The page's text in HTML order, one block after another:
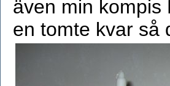
även min kompis
en tomte kvar så